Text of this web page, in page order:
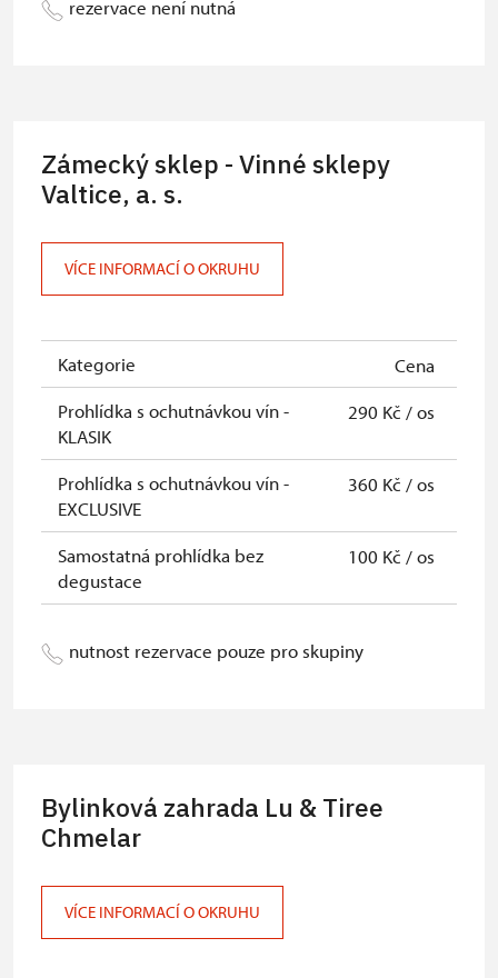
rezervace není nutná
Zámecký sklep - Vinné sklepy
Valtice, a. s.
VÍCE INFORMACÍ O OKRUHU
Kategorie
Cena
Prohlídka s ochutnávkou vín -
KLASIK
290 Kč / os
Prohlídka s ochutnávkou vín -
EXCLUSIVE
360 Kč / os
Samostatná prohlídka bez
degustace
100 Kč / os
nutnost rezervace pouze pro skupiny
Bylinková zahrada Lu & Tiree
Chmelar
VÍCE INFORMACÍ O OKRUHU